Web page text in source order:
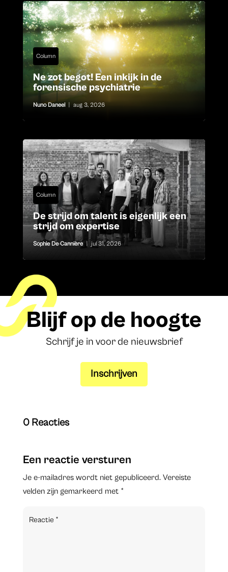
Column
Ne zot begot! Een inkijk in de
forensische psychiatrie
Nuno Daneel aug 3, 2026
Column
De strijd om talent is eigenlijk een
strijd om expertise
Sophie De Cannière | jul 31, 2026
Blijf op de hoogte
Schrijf je in voor de nieuwsbrief
Inschrijven
0 Reacties
Een reactie versturen
Je e-mailadres wordt niet gepubliceerd. Vereiste
velden zijn gemarkeerd met *